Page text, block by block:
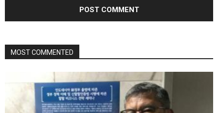
MOST COMMENTED